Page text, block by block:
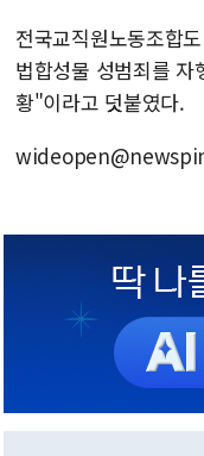
전국교직원노동조합
법합성물 성범죄를
황"이라고 덧붙였다.